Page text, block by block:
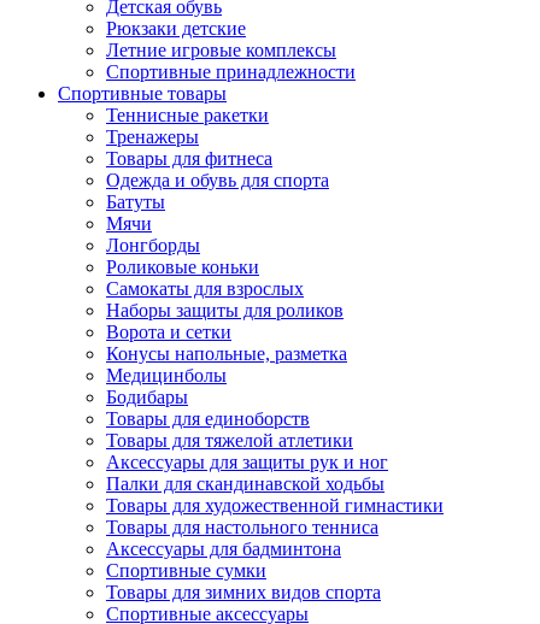
Детская обувь
Рюкзаки детские
Летние игровые комплексы
Спортивные принадлежности
Спортивные товары
Теннисные ракетки
Тренажеры
Товары для фитнеса
Одежда и обувь для спорта
Батуты
Мячи
Лонгборды
Роликовые коньки
Самокаты для взрослых
Наборы защиты для роликов
Ворота и сетки
Конусы напольные, разметка
Медицинболы
Бодибары
Товары для единоборств
Товары для тяжелой атлетики
Аксессуары для защиты рук и ног
Палки для скандинавской ходьбы
Товары для художественной гимнастики
Товары для настольного тенниса
Аксессуары для бадминтона
Спортивные сумки
Товары для зимних видов спорта
Спортивные аксессуары